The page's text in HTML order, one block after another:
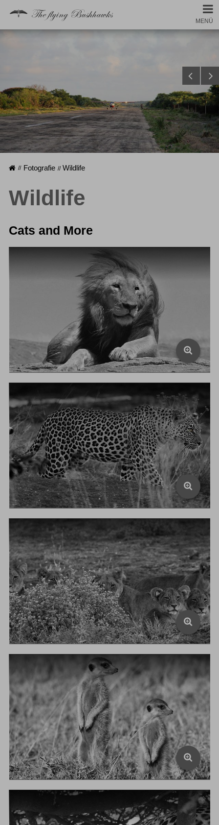
MENÜ
Startseite
Fotografie Wildlife
Wildlife
Cats and More